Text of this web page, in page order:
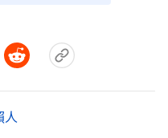
煩，説明你盡本分存心
做誠實人才能活出真正人
人